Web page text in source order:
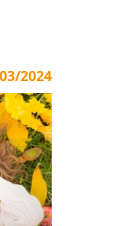
2024